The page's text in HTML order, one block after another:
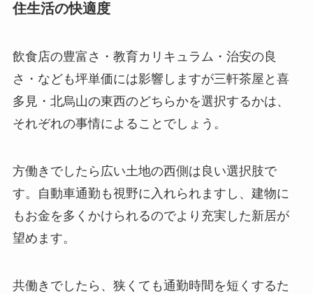
住生活の快適度
飲食店の豊富さ・教育カリキュラム・治安の良
さ・なども坪単価には影響しますが三軒茶屋と喜
多見・北烏山の東西のどちらかを選択するかは、
それぞれの事情によることでしょう。
方働きでしたら広い土地の西側は良い選択肢で
す。自動車通勤も視野に入れられますし、建物に
もお金を多くかけられるのでより充実した新居が
望めます。
共働きでしたら、狭くても通勤時間を短くするた